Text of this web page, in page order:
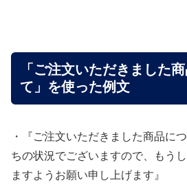
「ご注文いただきました
て」を使った例文
・『ご注文いただきました商品に
ちの状況でございますので、もう
ますようお願い申し上げます』